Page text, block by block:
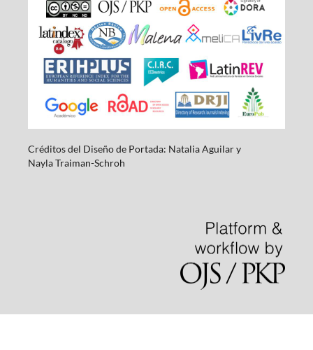
Créditos del Diseño de Portada: Natalia Aguilar y
NaylaTraiman-Schroh